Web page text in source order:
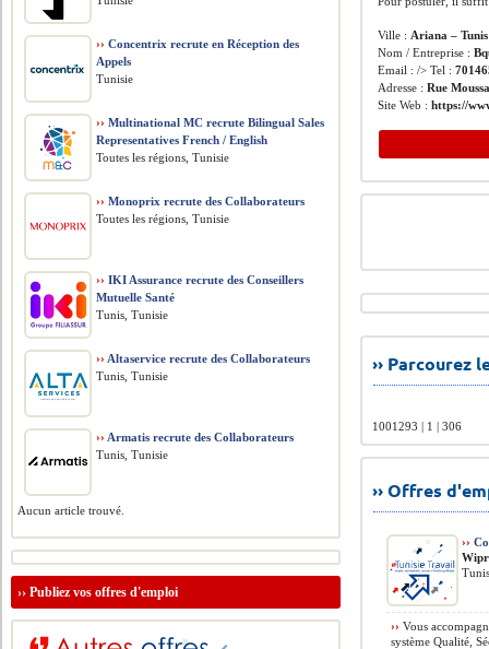
Ville : Ariana – Tunis
Nom / Entreprise :
Email : /> Tel :
Adresse :Rue
Site Web :https://
››
1001293 | 1 | 306
›› Offres
››
›› Vous
système Qualité,
›› Concentrix recrute en Réception des
Appels
Tunisie
›› Multinational MC recrute Bilingual Sales
Representatives French / English
Toutes les régions, Tunisie
›› Monoprix recrute des Collaborateurs
Toutes les régions, Tunisie
›› IKI Assurance recrute des Conseillers
Mutuelle Santé
Tunis, Tunisie
›› Altaservice recrute des Collaborateurs
Tunis, Tunisie
›› Armatis recrute des Collaborateurs
Tunis, Tunisie
Aucun article trouvé.
››Publiez vos offres d'emploi